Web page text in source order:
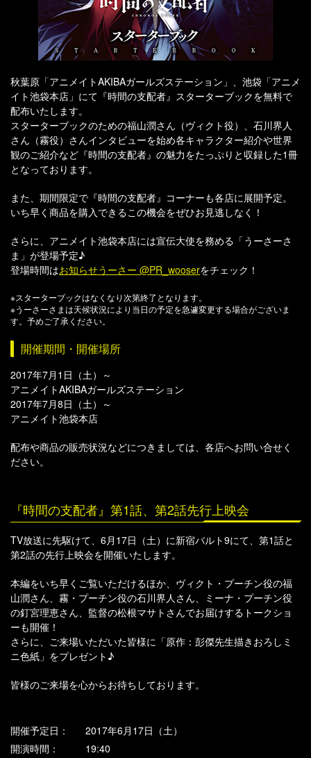
秋葉原「アニメイトAKIBAガールズステーション」、池袋「アニメ
イト池袋本店」にて『時間の支配者』スターターブックを無料で
配布いたします。
スターターブックのための福山潤さん（ヴィクト役）、石川界人
さん（霧役）さんインタビューを始め各キャラクター紹介や世界
観のご紹介など『時間の支配者』の魅力をたっぷりと収録した1冊
となっております。
また、期間限定で『時間の支配者』コーナーも各店に展開予定。
いち早く商品を購入できるこの機会をぜひお見逃しなく！
さらに、アニメイト池袋本店には宣伝大使を務める「うーさーさ
ま」が登場予定♪
登場時間はお知らせうーさー @PR_wooserをチェック！
※スターターブックはなくなり次第終了となります。
※うーさーさまは天候状況により当日の予定を急遽変更する場合がございま
す。予めご了承ください。
開催期間・開催場所
2017年7月1日（土）～
アニメイトAKIBAガールズステーション
2017年7月8日（土）～
アニメイト池袋本店
配布や商品の販売状況などにつきましては、各店へお問い合せく
ださい。
『時間の支配者』第1話、第2話先行上映会
TV放送に先駆けて、6月17日（土）に新宿バルト9にて、第1話と
第2話の先行上映会を開催いたします。
本編をいち早くご覧いただけるほか、ヴィクト・プーチン役の福
山潤さん、霧・プーチン役の石川界人さん、ミーナ・プーチン役
の釘宮理恵さん、監督の松根マサトさんでお届けするトークショ
ーも開催！
さらに、ご来場いただいた皆様に「原作：彭傑先生描きおろしミ
ニ色紙」をプレゼント♪
皆様のご来場を心からお待ちしております。
開催予定日：
2017年6月17日（土）
開演時間：
19:40